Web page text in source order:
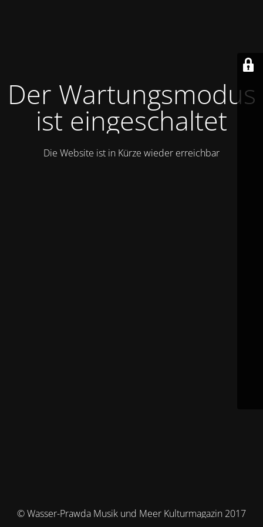
Der Wartungsmodus
ist eingeschaltet
Die Website ist in Kürze wieder erreichbar
© Wasser-Prawda Musik und Meer Kulturmagazin 2017